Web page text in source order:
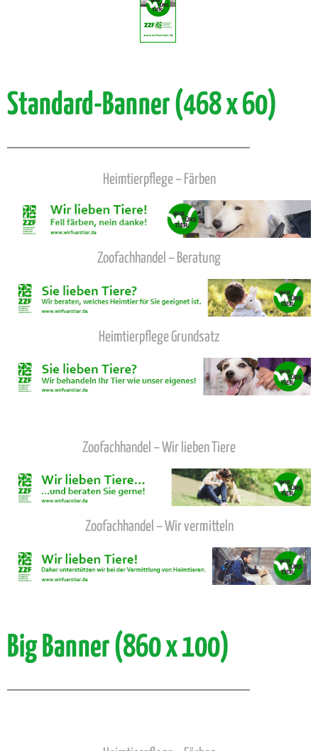
Standard-Banner (468 x 60)
Heimtierpflege – Färben
Zoofachhandel – Beratung
Heimtierpflege Grundsatz
Zoofachhandel – Wir lieben Tiere
Zoofachhandel – Wir vermitteln
Big Banner (860 x 100)